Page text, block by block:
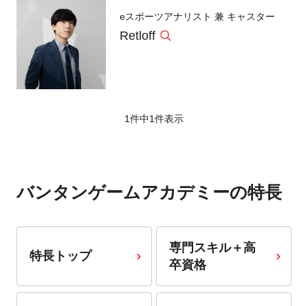
eスポーツアナリスト 兼 キャスター
Retloff
1件中1件表示
バンタンゲームアカデミーの特長
特長トップ
専門スキル＋高
卒資格